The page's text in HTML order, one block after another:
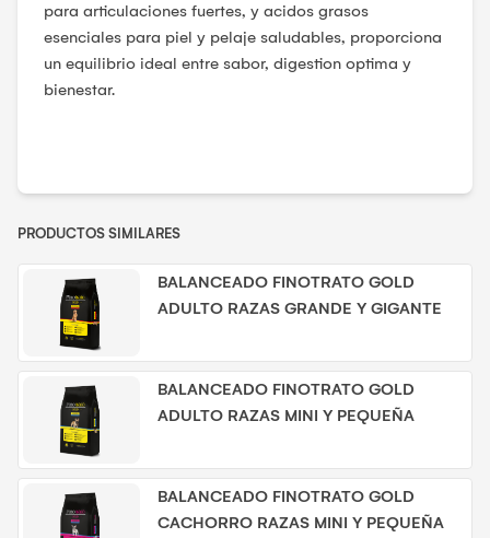
para articulaciones fuertes, y acidos grasos
esenciales para piel y pelaje saludables, proporciona
un equilibrio ideal entre sabor, digestion optima y
bienestar.
PRODUCTOS SIMILARES
BALANCEADO FINOTRATO GOLD
ADULTO RAZAS GRANDE Y GIGANTE
BALANCEADO FINOTRATO GOLD
ADULTO RAZAS MINI Y PEQUEÑA
BALANCEADO FINOTRATO GOLD
CACHORRO RAZAS MINI Y PEQUEÑA